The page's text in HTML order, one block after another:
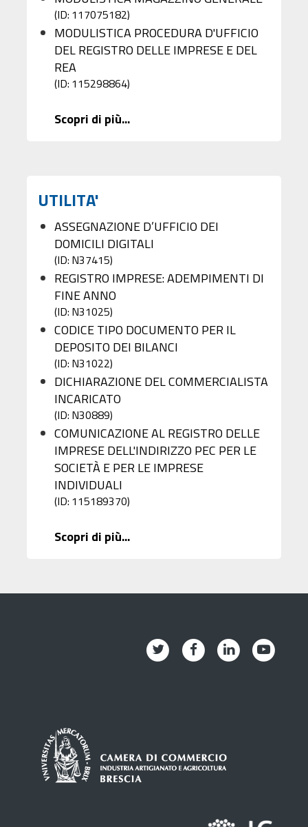
(ID: 117075182)
MODULISTICA PROCEDURA D'UFFICIO
DEL REGISTRO DELLE IMPRESE E DEL
REA
(ID: 115298864)
Scopri di più...
UTILITA'
ASSEGNAZIONE D’UFFICIO DEI
DOMICILI DIGITALI
(ID: N37415)
REGISTRO IMPRESE: ADEMPIMENTI DI
FINE ANNO
(ID: N31025)
CODICE TIPO DOCUMENTO PER IL
DEPOSITO DEI BILANCI
(ID: N31022)
DICHIARAZIONE DEL COMMERCIALISTA
INCARICATO
(ID: N30889)
COMUNICAZIONE AL REGISTRO DELLE
IMPRESE DELL'INDIRIZZO PEC PER LE
SOCIETÀ E PER LE IMPRESE
INDIVIDUALI
(ID: 115189370)
Scopri di più...
Twitter Facebook Linkedin